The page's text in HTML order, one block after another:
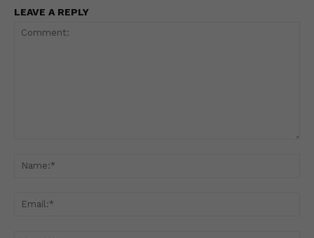
LEAVE A REPLY